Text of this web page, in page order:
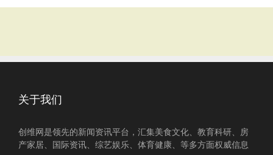
关于我们
创维网是领先的新闻资讯平台，汇集美食文化、教育科研、房
产家居、国际资讯、综艺娱乐、体育健康、等多方面权威信息